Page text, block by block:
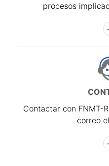
procesos
Contactar con FNMT-
correo